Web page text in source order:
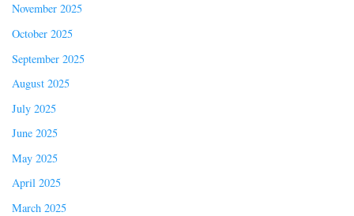
November 2025
October 2025
September 2025
August 2025
July 2025
June 2025
May 2025
April 2025
March 2025